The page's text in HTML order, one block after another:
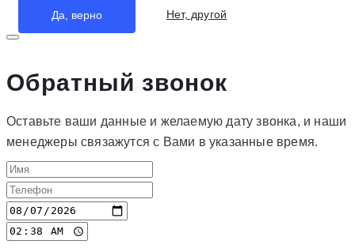
Да, верно Нет, другой
Обратный звонок
Оставьте ваши данные и желаемую дату звонка, и наши
менеджеры связажутся с Вами в указанные время.